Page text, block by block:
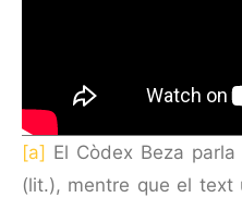
[a] El Còdex Beza
(lit.), mentre que el text